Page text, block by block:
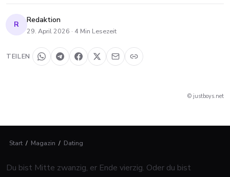
R Redaktion
29. April 2026 · 4 Min Lesezeit
TEILEN
© justboys.net
Start / Magazin / Dating
Du bist Mitte zwanzig, er Ende vierzig. Oder du bist